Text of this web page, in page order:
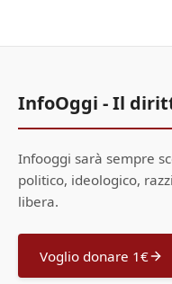
InfoOggi - Il
Infooggi sarà sempre
politico, ideologico,
libera.
Voglio donare 1€